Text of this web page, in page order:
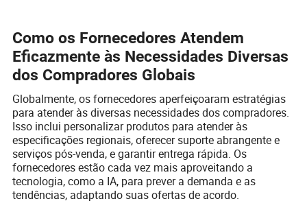
Como os Fornecedores Atendem
Eficazmente às Necessidades Diversas
dos Compradores Globais
Globalmente, os fornecedores aperfeiçoaram estratégias
para atender às diversas necessidades dos compradores.
Isso inclui personalizar produtos para atender às
especificações regionais, oferecer suporte abrangente e
serviços pós-venda, e garantir entrega rápida. Os
fornecedores estão cada vez mais aproveitando a
tecnologia, como a IA, para prever a demanda e as
tendências, adaptando suas ofertas de acordo.